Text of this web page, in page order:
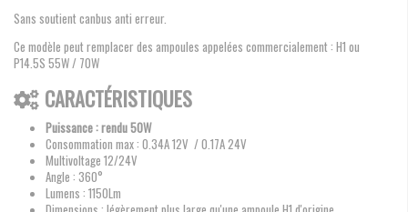
Sans soutient canbus anti erreur.
Ce modèle peut remplacer des ampoules appelées commercialement : H1 ou
P14.5S 55W / 70W
CARACTÉRISTIQUES
Puissance : rendu 50W
Consommation max : 0.34A 12V / 0.17A 24V
Multivoltage 12/24V
Angle : 360°
Lumens : 1150Lm